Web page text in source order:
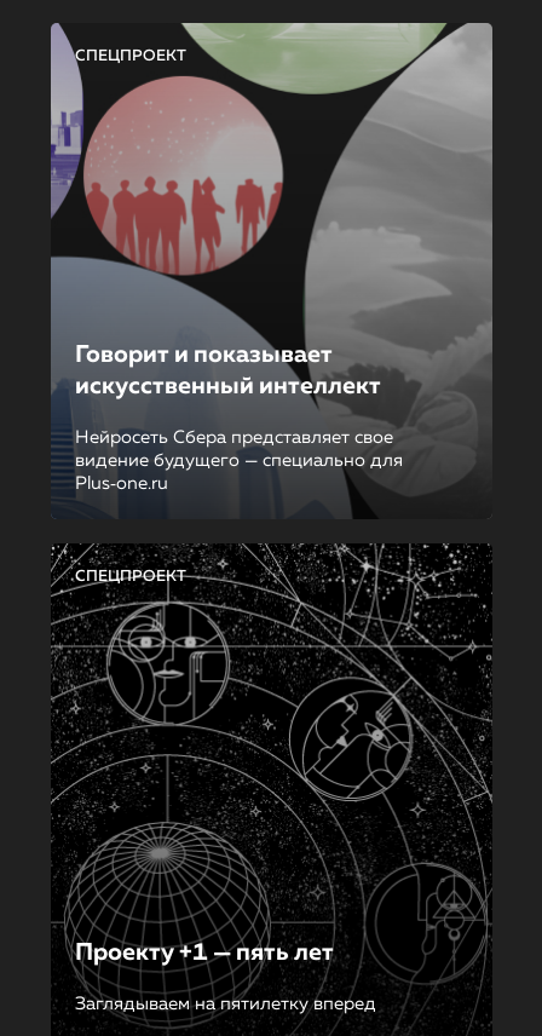
СПЕЦПРОЕКТ
Говорит и показывает
искусственный интеллект
Нейросеть Сбера представляет свое
видение будущего — специально для
Plus‑one.ru
СПЕЦПРОЕКТ
Проекту +1 — пять лет
Заглядываем на пятилетку вперед